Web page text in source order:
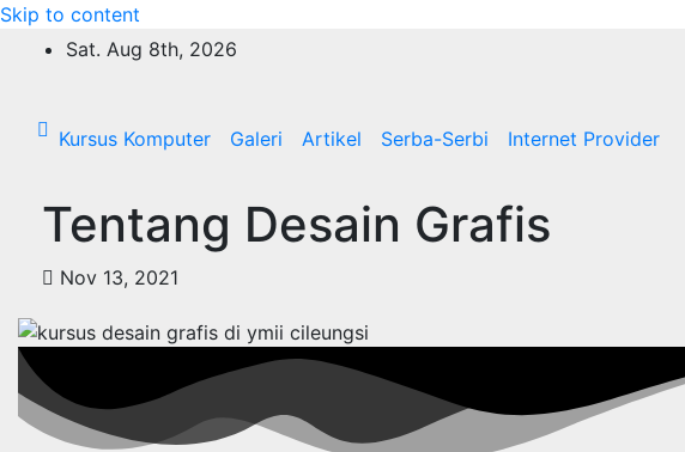
Skip to content
Sat. Aug 8th, 2026
Kursus Komputer Galeri Artikel Serba-Serbi Internet Provider
Tentang Desain Grafis
Nov 13, 2021